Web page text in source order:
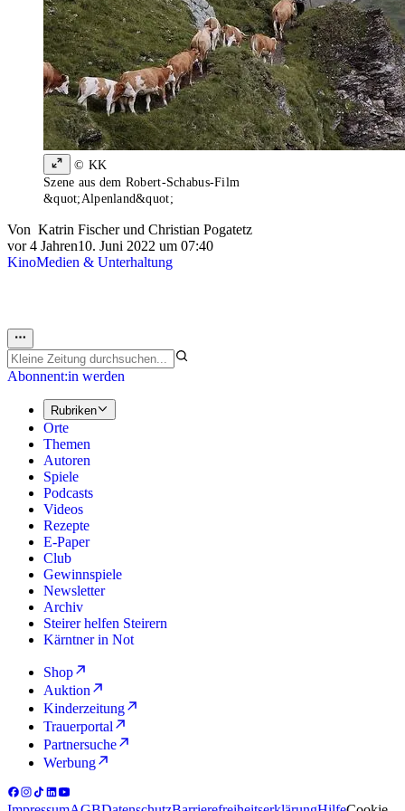
© KK
Szene aus dem Robert-Schabus-Film
&quot;Alpenland&quot;
Von Katrin Fischerund Christian Pogatetz
vor 4 Jahren10. Juni 2022 um 07:40
KinoMedien & Unterhaltung
Abonnent:in werden
Rubriken
Orte
Themen
Autoren
Spiele
Podcasts
Videos
Rezepte
E-Paper
Club
Gewinnspiele
Newsletter
Archiv
Steirer helfen Steirern
Kärntner in Not
Shop
Auktion
Kinderzeitung
Trauerportal
Partnersuche
Werbung